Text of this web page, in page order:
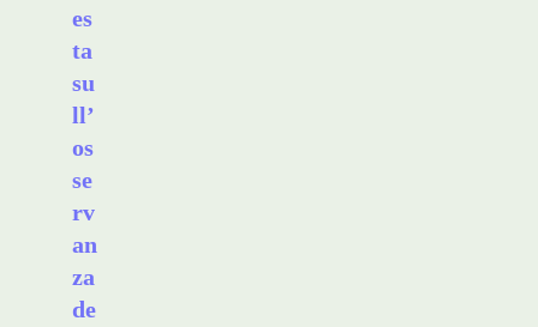
es
ta
su
ll’
os
se
rv
an
za
de